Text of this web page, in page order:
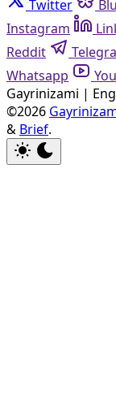
Twitter
Instagram
Reddit
Whatsapp
Gayrinizami |
©2026
& Brief.